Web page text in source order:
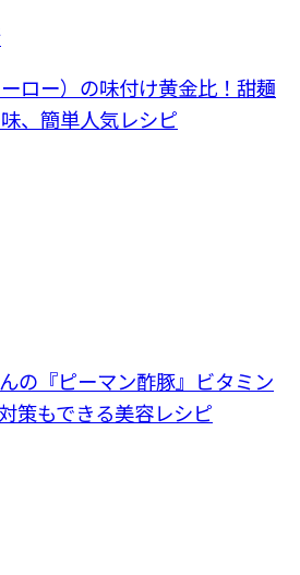
ロー）の味付け黄金比！甜麺
、簡単人気レシピ
の『ピーマン酢豚』ビタミン
策もできる美容レシピ